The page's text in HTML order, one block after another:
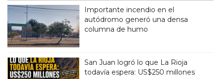
Importante incendio en el
autódromo generó una densa
columna de humo
San Juan logró lo que La Rioja
todavía espera: US$250 millones